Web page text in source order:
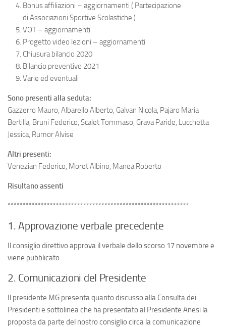
Bonus affiliazioni – aggiornamenti ( Partecipazione
di Associazioni Sportive Scolastiche )
VOT – aggiornamenti
Progetto video lezioni – aggiornamenti
Chiusura bilancio 2020
Bilancio preventivo 2021
Varie ed eventuali
Sono presenti alla seduta:
Gazzerro Mauro, Albarello Alberto, Galvan Nicola, Pajaro Maria
Bertilla, Bruni Federico, Scalet Tommaso, Grava Paride, Lucchetta
Jessica, Rumor Alvise
Altri presenti:
Venezian Federico, Moret Albino, Manea Roberto
Risultano assenti
************************************************************
1. Approvazione verbale precedente
Il consiglio direttivo approva il verbale dello scorso 17 novembre e
viene pubblicato
2. Comunicazioni del Presidente
Il presidente MG presenta quanto discusso alla Consulta dei
Presidenti e sottolinea che ha presentato al Presidente Anesi la
proposta da parte del nostro consiglio circa la comunicazione